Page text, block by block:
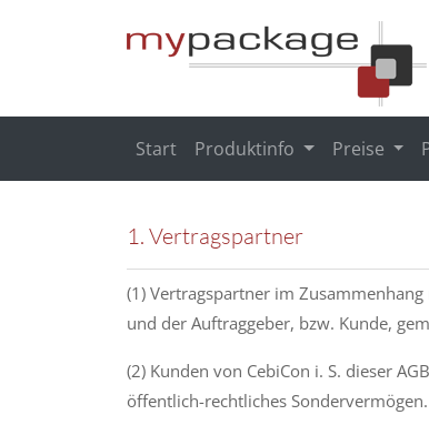
Start Produktinfo Preise
1. Vertragspartner
(1) Vertragspartner im Zusammenhang
und der Auftraggeber, bzw. Kunde,
(2) Kunden von CebiCon i. S. dieser
öffentlich-rechtliches Sondervermögen.